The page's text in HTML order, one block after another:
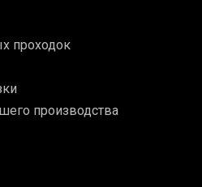
проходок
производства